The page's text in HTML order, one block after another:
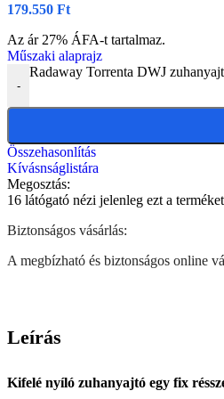
179.550 Ft
Az ár 27% ÁFA-t tartalmaz.
Műszaki alaprajz
-
Radaway Torrenta DWJ
Összehasonlítás
Kívásnságlistára
Megosztás:
16 látógató nézi jelenleg ezt a
Biztonságos vásárlás:
A megbízható és biztonságos online
Leírás
Kifelé nyíló zuhanyajtó egy fix